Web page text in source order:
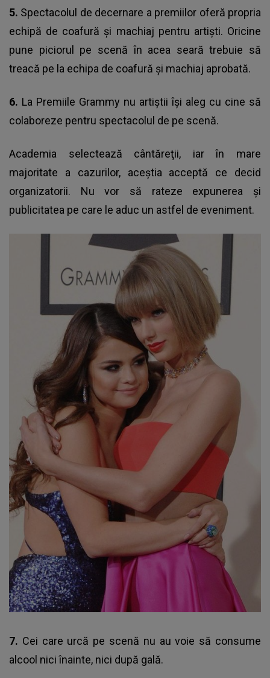
5. Spectacolul de decernare a premiilor oferă propria
echipă de coafură și machiaj pentru artiști. Oricine
pune piciorul pe scenă în acea seară trebuie să
treacă pe la echipa de coafură și machiaj aprobată.
6. La Premiile Grammy nu artiştii îşi aleg cu cine să
colaboreze pentru spectacolul de pe scenă.
Academia selectează cântăreţii, iar în mare
majoritate a cazurilor, aceştia acceptă ce decid
organizatorii. Nu vor să rateze expunerea şi
publicitatea pe care le aduc un astfel de eveniment.
7. Cei care urcă pe scenă nu au voie să consume
alcool nici înainte, nici după gală.